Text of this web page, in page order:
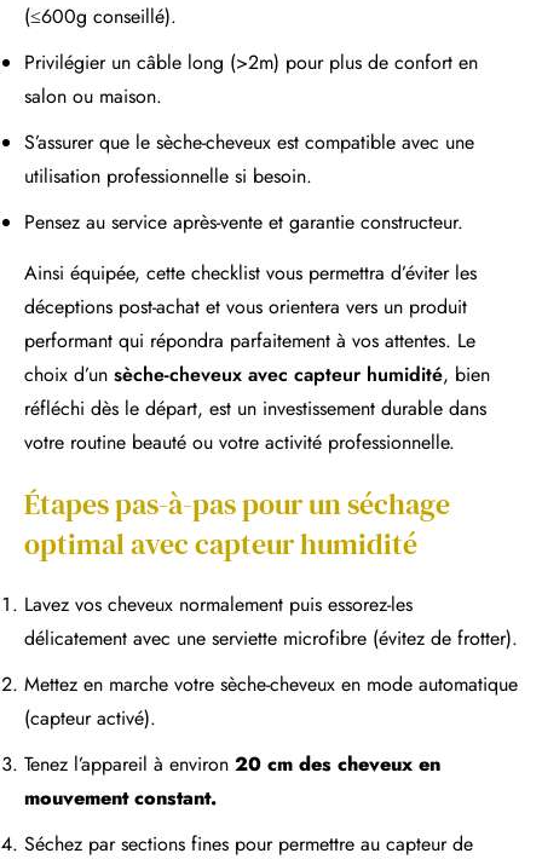
(≤600g conseillé).
Privilégier un câble long (>2m) pour plus de confort en
salon ou maison.
S’assurer que le sèche-cheveux est compatible avec une
utilisation professionnelle si besoin.
Pensez au service après-vente et garantie constructeur.
Ainsi équipée, cette checklist vous permettra d’éviter les
déceptions post-achat et vous orientera vers un produit
performant qui répondra parfaitement à vos attentes. Le
choix d’un sèche-cheveux avec capteur humidité, bien
réfléchi dès le départ, est un investissement durable dans
votre routine beauté ou votre activité professionnelle.
Étapes pas-à-pas pour un séchage
optimal avec capteur humidité
Lavez vos cheveux normalement puis essorez-les
délicatement avec une serviette microfibre (évitez de frotter).
Mettez en marche votre sèche-cheveux en mode automatique
(capteur activé).
Tenez l’appareil à environ 20 cm des cheveux en
mouvement constant.
Séchez par sections fines pour permettre au capteur de